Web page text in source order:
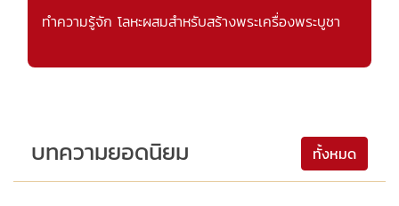
ทำความรู้จัก โลหะผสมสำหรับสร้างพระเครื่องพระบูชา
บทความยอดนิยม ทั้งหมด